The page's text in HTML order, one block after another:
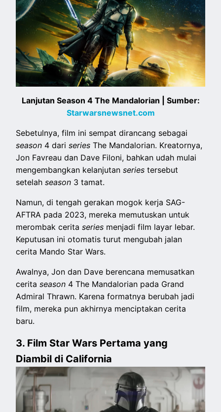
Lanjutan Season 4 The Mandalorian | Sumber:
Starwarsnewsnet.com
Sebetulnya, film ini sempat dirancang sebagai
season 4 dariseriesThe Mandalorian. Kreatornya,
Jon Favreau dan Dave Filoni, bahkan udah mulai
mengembangkan kelanjutanseriestersebut
setelahseason 3 tamat.
Namun, di tengah gerakan mogok kerja SAG-
AFTRA pada 2023, mereka memutuskan untuk
merombak ceritaseries menjadi film layar lebar.
Keputusan ini otomatis turut mengubah jalan
cerita Mando Star Wars.
Awalnya, Jon dan Dave berencana memusatkan
ceritaseason 4 The Mandalorian pada Grand
Admiral Thrawn. Karena formatnya berubah jadi
film, mereka pun akhirnya menciptakan cerita
baru.
3. Film Star Wars Pertama yang
Diambil di California